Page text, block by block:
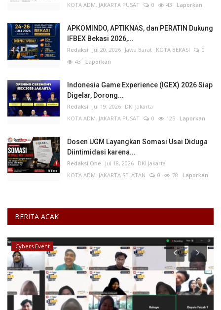
KOTA ADM. JAKARTA PUSAT
0 43 Laporkan
APKOMINDO, APTIKNAS, dan PERATIN Dukung
IFBEX Bekasi 2026,...
Redaksi Jul 20, 2026 Jawa Barat KOTA BEKASI
0
43 Laporkan
Indonesia Game Experience (IGEX) 2026 Siap
Digelar, Dorong...
Redaksi Jul 19, 2026 DKI Jakarta
KOTA ADM. JAKARTA PUSAT
0 125 Laporkan
Dosen UGM Layangkan Somasi Usai Diduga
Diintimidasi karena...
Redaksi One Jul 18, 2026 DKI Jakarta
KOTA ADM. JAKARTA SELATAN
0 78 Laporkan
BERITA ACAK
Cybers Event